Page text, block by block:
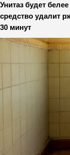
Унитаз будет
средство удалит
30 минут